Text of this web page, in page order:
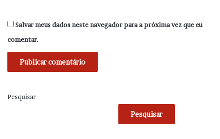
Salvar meus dados neste navegador para a próxima vez que eu
comentar.
Pesquisar
Pesquisar